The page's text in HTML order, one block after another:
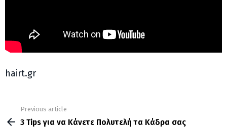
hairt.gr
more
Previous article
3 Tips για να Κάνετε Πολυτελή τα Κάδρα σας